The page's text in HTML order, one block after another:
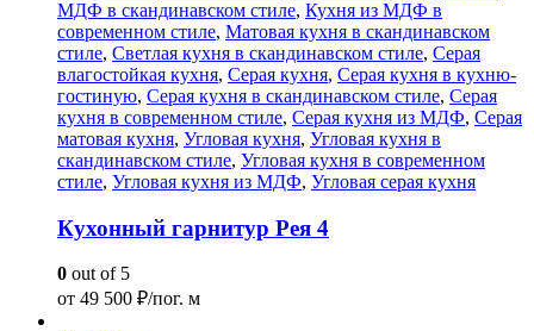
МДФ в скандинавском стиле, Кухня из МДФ в
современном стиле, Матовая кухня в скандинавском
стиле, Светлая кухня в скандинавском стиле, Серая
влагостойкая кухня, Серая кухня, Серая кухня в кухню-
гостиную, Серая кухня в скандинавском стиле, Серая
кухня в современном стиле, Серая кухня из МДФ, Серая
матовая кухня, Угловая кухня, Угловая кухня в
скандинавском стиле, Угловая кухня в современном
стиле, Угловая кухня из МДФ, Угловая серая кухня
Кухонный гарнитур Рея 4
0 out of 5
от 49 500 ₽/пог. м